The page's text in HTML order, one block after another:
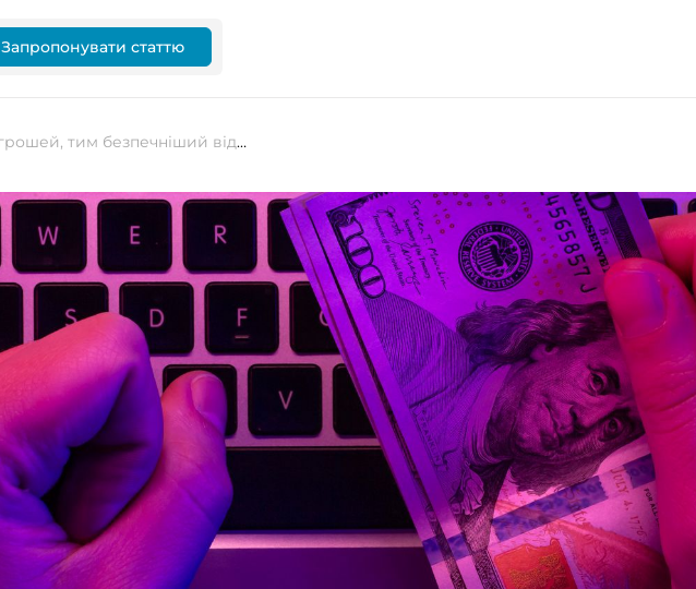
Запропонувати статтю
Чим більше грошей, тим безпечніший відкритий код?